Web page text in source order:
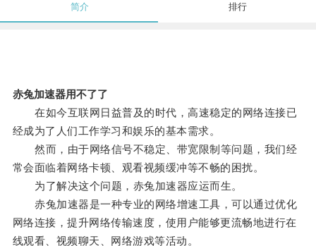
简介 排行
赤兔加速器用不了了
在如今互联网日益普及的时代，高速稳定的网络连接已
经成为了人们工作学习和娱乐的基本需求。
然而，由于网络信号不稳定、带宽限制等问题，我们经
常会面临着网络卡顿、观看视频缓冲等不畅的困扰。
为了解决这个问题，赤兔加速器应运而生。
赤兔加速器是一种专业的网络增速工具，可以通过优化
网络连接，提升网络传输速度，使用户能够更流畅地进行在
线观看、视频聊天、网络游戏等活动。